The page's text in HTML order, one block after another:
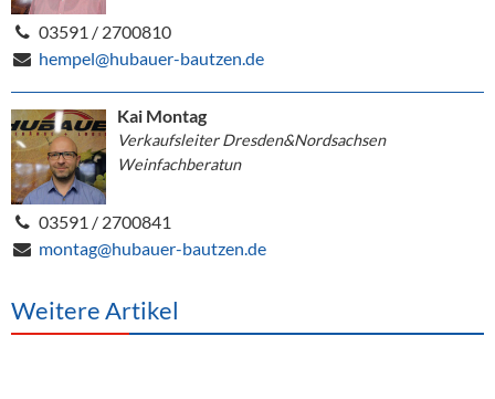
03591 / 2700810
hempel@hubauer-bautzen.de
Kai Montag
Verkaufsleiter Dresden&Nordsachsen
Weinfachberatun
03591 / 2700841
montag@hubauer-bautzen.de
Weitere Artikel